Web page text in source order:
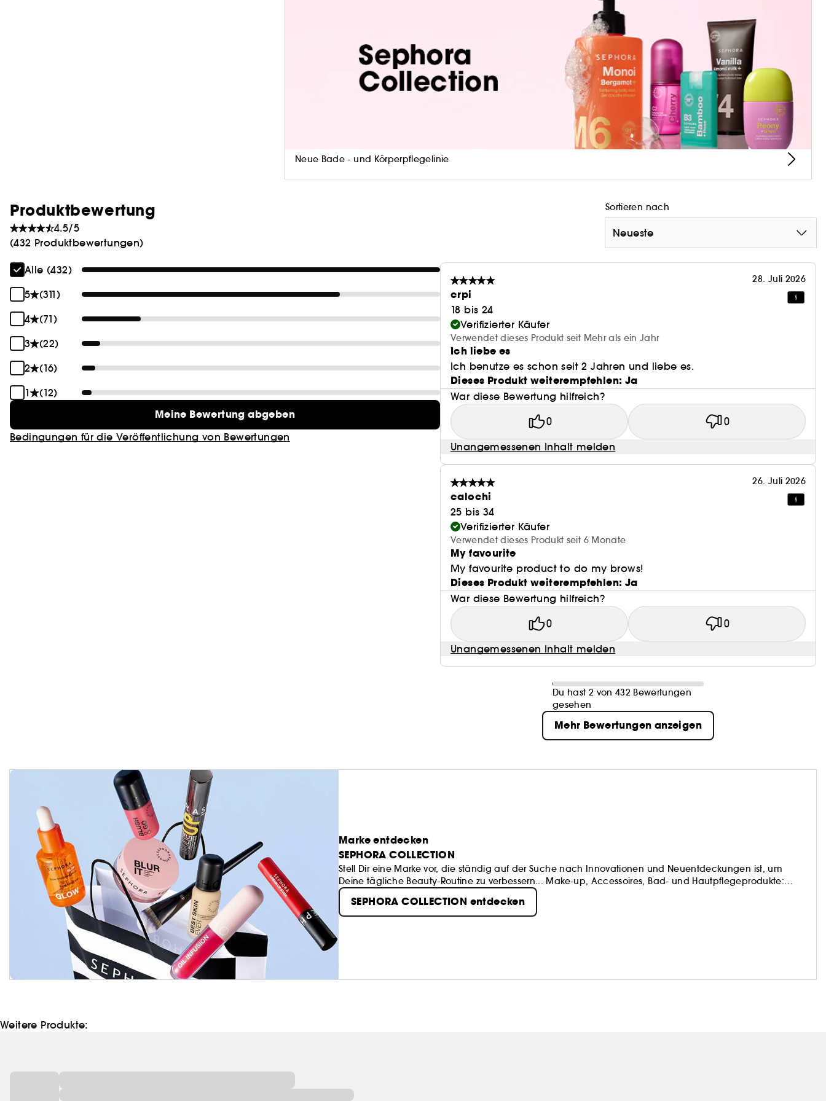
(2) Wissenschaftlicher Test an 20 Personen, 12 Stunden nach der Anwendung.
(3) Fluff & Fix = Texturierend und fixierend
(4) Betonung der Augenbrauen
Umweltinformationen
Vegan :Produkte aus natürlich gewonnenen Inhaltsstoffen.
Neue Bade - und Körperpflegelinie
Produktbewertung
4.5/5
(432 Produktbewertungen)
Sortieren nach
Neueste
Alle (432)
5
(311)
4
(71)
3
(22)
2
(16)
1
(12)
Meine Bewertung abgeben
Bedingungen für die Veröffentlichung von Bewertungen
28. Juli 2026
crpi
18 bis 24
Verifizierter Käufer
Verwendet dieses Produkt seit Mehr als ein Jahr
Ich liebe es
Ich benutze es schon seit 2 Jahren und liebe es.
Dieses Produkt weiterempfehlen: Ja
War diese Bewertung hilfreich?
0 0
Unangemessenen Inhalt melden
26. Juli 2026
calochi
25 bis 34
Verifizierter Käufer
Verwendet dieses Produkt seit 6 Monate
My favourite
My favourite product to do my brows!
Dieses Produkt weiterempfehlen: Ja
War diese Bewertung hilfreich?
0 0
Unangemessenen Inhalt melden
Du hast 2 von 432 Bewertungen
gesehen
Mehr Bewertungen anzeigen
Marke entdecken
SEPHORA COLLECTION
Stell Dir eine Marke vor, die ständig auf der Suche nach Innovationen und Neuentdeckungen ist, um
Deine tägliche Beauty-Routine zu verbessern... Make-up, Accessoires, Bad- und Hautpflegeprodukte:
SEPHORA COLLECTION bietet eine Fülle von spannenden Produkten...
SEPHORA COLLECTION entdecken
Weitere Produkte: